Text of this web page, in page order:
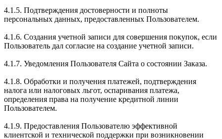
4.1.5. Подтверждения достоверности и полноты
персональных данных, предоставленных Пользователем.
4.1.6. Создания учетной записи для совершения покупок, если
Пользователь дал согласие на создание учетной записи.
4.1.7. Уведомления Пользователя Сайта о состоянии Заказа.
4.1.8. Обработки и получения платежей, подтверждения
налога или налоговых льгот, оспаривания платежа,
определения права на получение кредитной линии
Пользователем.
4.1.9. Предоставления Пользователю эффективной
клиентской и технической поддержки при возникновении